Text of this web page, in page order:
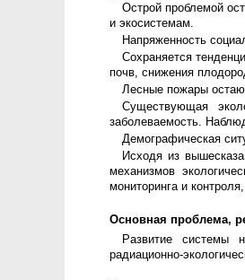
Острой проблемой
и экосистемам.
Напряженность
Сохраняется
почв, снижения
Лесные пожары
Существующая
заболеваемость.
Демографическая
Исходя из
механизмов
мониторинга и
Основная проблема,
Развитие системы
радиационно-